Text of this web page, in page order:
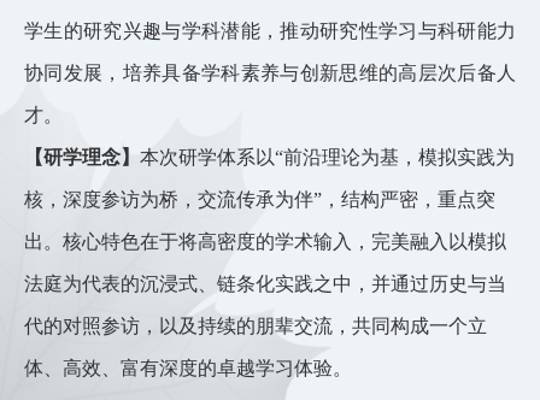
学生的研究兴趣与学科潜能，推动研究性学习与科研能力
协同发展，培养具备学科素养与创新思维的高层次后备人
才。
【研学理念】 本次研学体系以“前沿理论为基，模拟实践为
核，深度参访为桥，交流传承为伴” ，结构严密，重点突
出。核心特色在于将高密度的学术输入，完美融入以模拟
法庭为代表的沉浸式、链条化实践之中，并通过历史与当
代的对照参访，以及持续的朋辈交流，共同构成一个立
体、高效、富有深度的卓越学习体验。